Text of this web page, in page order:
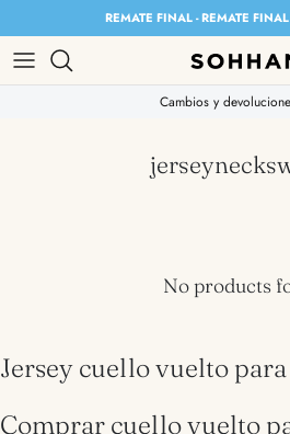
REMATE FINAL - REMATE
Cambios y
No products
Jersey cuello vuelto
Comprar cuello vuelto